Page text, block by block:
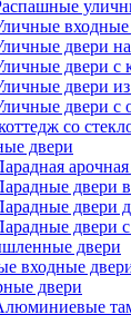
входные
двери на
двери с
двери
двери с
со
двери
двери
двери
двери
двери
входные
двери